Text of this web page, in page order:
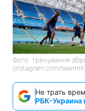
Фото: тренування
(instagram.com/
Не трать
РБК-Украина